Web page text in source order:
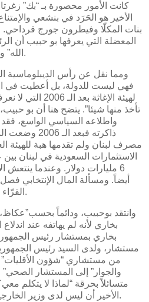
كانت الأمور محصورة بـ “بك”
الأخير هو الحَرَد في بنشعي
بنات المكلّا وفيطرون جورج
المعضلة التي يعرفها بو حبيب أن
الله” ويتجنبان غضب المرشد الأعلى.
ومما نقل عن رأس الديبلوماسية
فهي ليست للدولة، بل أعطيت في
لهيئة الإغاثة
تأخذ منها شيئا”. يتضح هنا أن بو
واطلاعه السياسي الواسع،
ذاكرته فبعد
مصرف لبنان ولم تقدمها هبة للهيئة
6 مليارات دولار. وعندما ينتعش
أيضاً. ومسألة المال الإنتخابي
القرّاء بالمتوافر من معلومات مثيرة.
وانتقد بوحبيب، ودائماً
بخاري لأنه لم يهاتفه عند
بخاري بمستشار رئيس
مستشار، ولدى السيد رئيس
من مستشاري “شؤون الأقليات”
والجوار” إلى المستشار
متسائلاً بحرقة “لماذا لا يتكلم
الأخير أن ليس لدى وزير الخارجية ما يستدعي السلام والكلام.